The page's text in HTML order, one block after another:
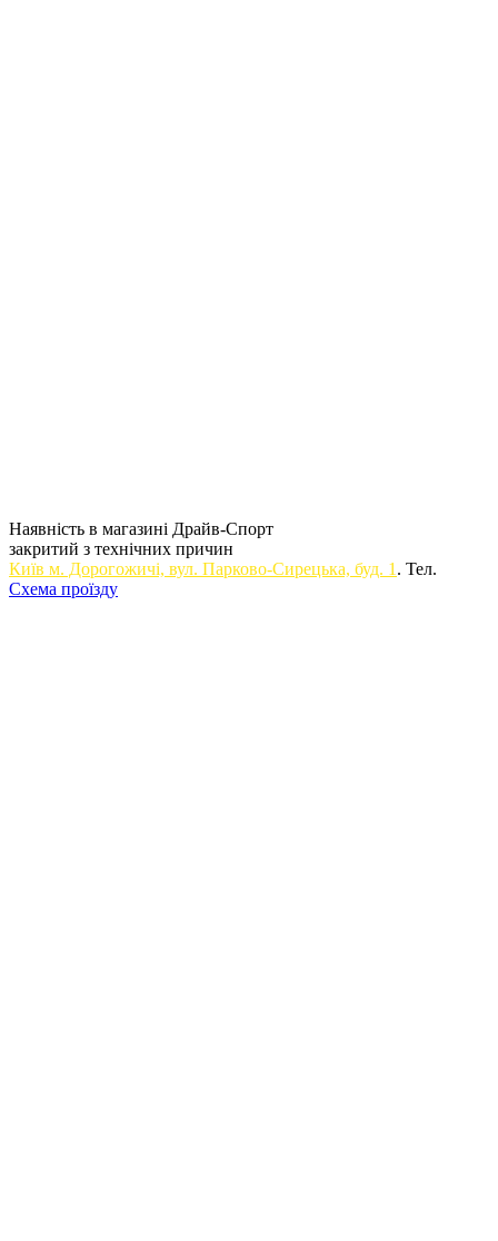
Наявність в магазині Драйв-Спорт
закритий з технічних причин
Київ м. Дорогожичi, вул. Парково-Сирецька, буд. 1 . Тел.
Схема проїзду